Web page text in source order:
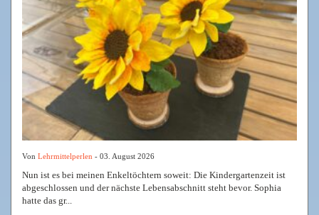
Von Lehrmittelperlen - 03. August 2026
Nun ist es bei meinen Enkeltöchtern soweit: Die Kindergartenzeit ist
abgeschlossen und der nächste Lebensabschnitt steht bevor. Sophia
hatte das gr...